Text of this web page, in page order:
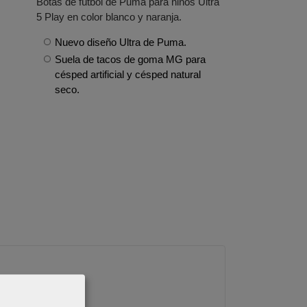
5 Play en color blanco y naranja.
Nuevo diseño Ultra de Puma.
Suela de tacos de goma MG para
césped artificial y césped natural
seco.